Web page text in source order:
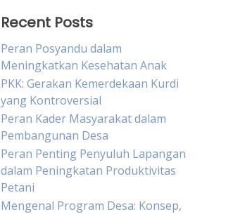
Recent Posts
Peran Posyandu dalam
Meningkatkan Kesehatan Anak
PKK: Gerakan Kemerdekaan Kurdi
yang Kontroversial
Peran Kader Masyarakat dalam
Pembangunan Desa
Peran Penting Penyuluh Lapangan
dalam Peningkatan Produktivitas
Petani
Mengenal Program Desa: Konsep,